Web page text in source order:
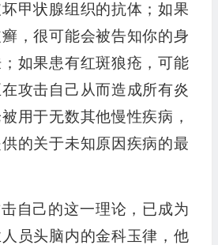
甲状腺组织的抗体；如果
，很可能会被告知你的身
如果患有红斑狼疮，可能
攻击自己从而造成所有炎
用于无数其他慢性疾病，
的关于未知原因疾病的最
自己的这一理论，已成为
员头脑内的金科玉律，他